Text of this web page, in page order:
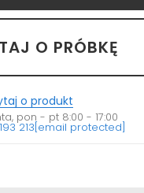
O PRÓBKĘ
o produkt
pon - pt 8:00 - 17:00
213[email protected]